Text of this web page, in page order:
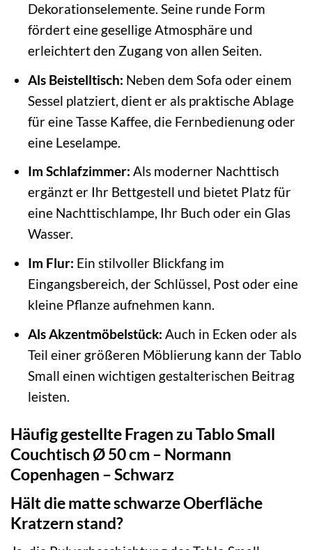
Dekorationselemente. Seine runde Form
fördert eine gesellige Atmosphäre und
erleichtert den Zugang von allen Seiten.
Als Beistelltisch: Neben dem Sofa oder einem
Sessel platziert, dient er als praktische Ablage
für eine Tasse Kaffee, die Fernbedienung oder
eine Leselampe.
Im Schlafzimmer: Als moderner Nachttisch
ergänzt er Ihr Bettgestell und bietet Platz für
eine Nachttischlampe, Ihr Buch oder ein Glas
Wasser.
Im Flur: Ein stilvoller Blickfang im
Eingangsbereich, der Schlüssel, Post oder eine
kleine Pflanze aufnehmen kann.
Als Akzentmöbelstück: Auch in Ecken oder als
Teil einer größeren Möblierung kann der Tablo
Small einen wichtigen gestalterischen Beitrag
leisten.
Häufig gestellte Fragen zu Tablo Small
Couchtisch Ø 50 cm – Normann
Copenhagen – Schwarz
Hält die matte schwarze Oberfläche
Kratzern stand?